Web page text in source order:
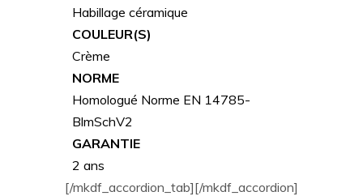
Habillage céramique
COULEUR(S)
Crème
NORME
Homologué Norme EN 14785-
BlmSchV2
GARANTIE
2 ans
[/mkdf_accordion_tab][/mkdf_accordion]